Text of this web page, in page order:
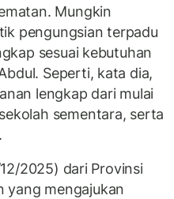
Mungkin
pengungsian terpadu
sesuai kebutuhan
Seperti, kata dia,
lengkap dari mulai
sementara, serta
2025) dari Provinsi
yang mengajukan